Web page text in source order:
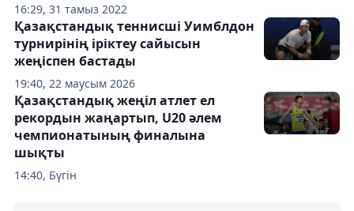
16:29, 31 тамыз 2022
19:40, 22 маусым 2026
Қазақстандық теннисші Уимблдон
турнирінің іріктеу сайысын
жеңіспен бастады
14:40, Бүгін
Қазақстандық жеңіл атлет ел
рекордын жаңартып, U20 әлем
чемпионатының финалына
шықты